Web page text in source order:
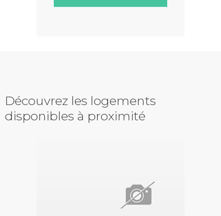
Découvrez les logements
disponibles à proximité